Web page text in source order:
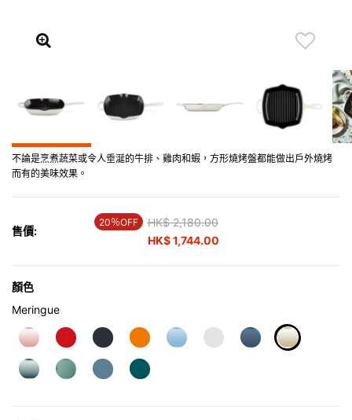
不論是烹煮蔬菜或令人垂涎的牛排、雞肉和蝦，方形燒烤盤都能做出戶外燒烤
而有的美味效果。
售價:
20％OFF Price reduced from
HK$ 2,180.00to
HK$ 1,744.00
顏色
Meringue